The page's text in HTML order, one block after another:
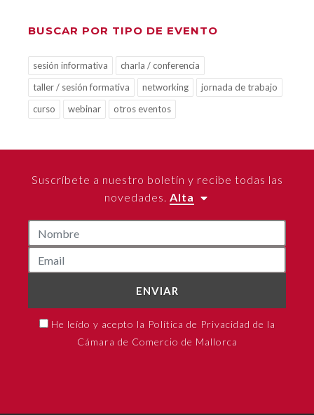
BUSCAR POR TIPO DE EVENTO
sesión informativa
charla / conferencia
taller / sesión formativa
networking
jornada de trabajo
curso
webinar otros eventos
Suscríbete a nuestro boletín y recibe todas las
novedades. Alta
ENVIAR
He leído y acepto la Política de Privacidad de la
Cámara de Comercio de Mallorca